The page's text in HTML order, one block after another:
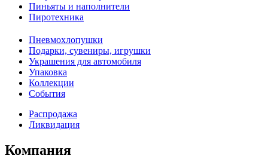
Пиньяты и наполнители
Пиротехника
Пневмохлопушки
Подарки, сувениры, игрушки
Украшения для автомобиля
Упаковка
Коллекции
События
Распродажа
Ликвидация
Компания